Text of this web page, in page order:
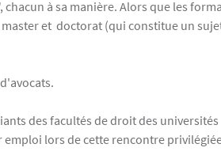
à sa manière. Alors que les
et doctorat (qui constitue un
des facultés de droit des universités
emploi lors de cette rencontre